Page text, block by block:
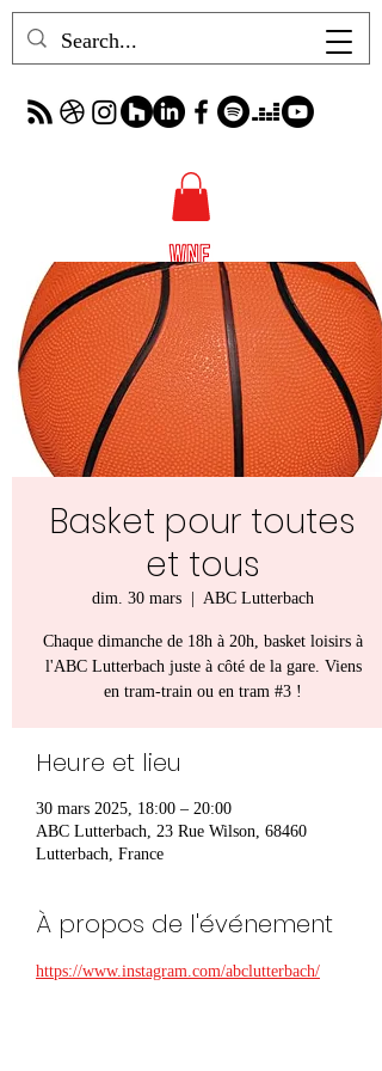
Basket pour toutes
et tous
dim. 30 mars
  |
ABC Lutterbach
Chaque dimanche de 18h à 20h, basket loisirs à
l'ABC Lutterbach juste à côté de la gare. Viens
en tram-train ou en tram #3 !
Heure et lieu
30 mars 2025, 18:00 – 20:00
ABC Lutterbach, 23 Rue Wilson, 68460
Lutterbach, France
À propos de l'événement
https://www.instagram.com/abclutterbach/